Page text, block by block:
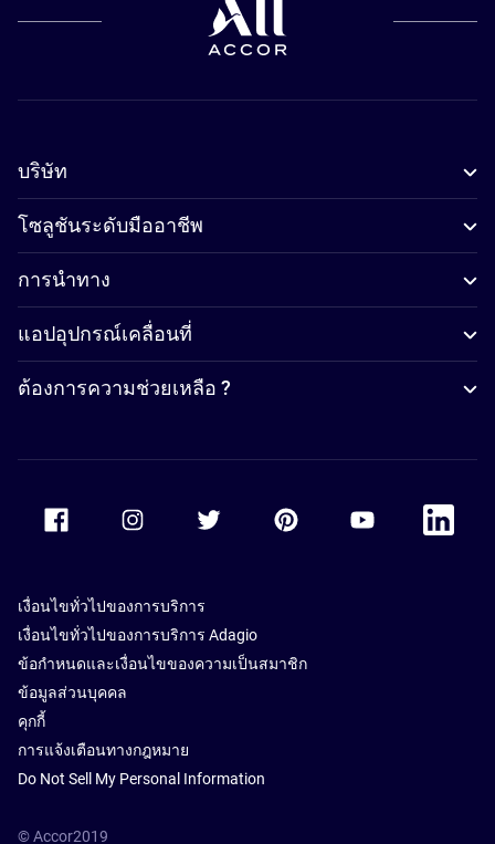
บริษัท
โซลูชันระดับมืออาชีพ
การนำทาง
แอปอุปกรณ์เคลื่อนที่
ต้องการความช่วยเหลือ ?
Accor Facebook Accor TwitterAccor PinterestAccor Youtube
Accor
เงื่อนไขทั่วไปของการบริการ
เงื่อนไขทั่วไปของการบริการ Adagio
ข้อกำหนดและเงื่อนไขของความเป็นสมาชิก
ข้อมูลส่วนบุคคล
คุกกี้
การแจ้งเตือนทางกฎหมาย
Do Not Sell My Personal Information
© Accor2019